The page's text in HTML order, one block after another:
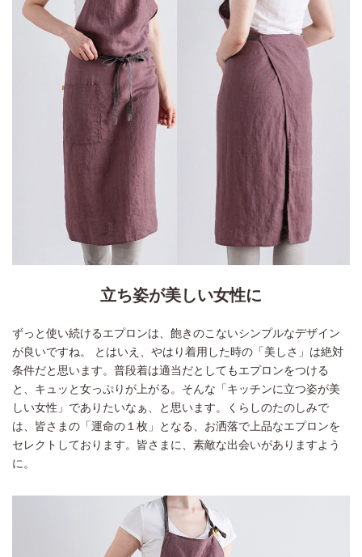
立ち姿が美しい女性に
ずっと使い続けるエプロンは、飽きのこないシンプルなデザイン
が良いですね。 とはいえ、やはり着用した時の「美しさ」は絶対
条件だと思います。普段着は適当だとしてもエプロンをつける
と、キュッと女っぷりが上がる。そんな「キッチンに立つ姿が美
しい女性」でありたいなぁ、と思います。くらしのたのしみで
は、皆さまの「運命の１枚」となる、お洒落で上品なエプロンを
セレクトしております。皆さまに、素敵な出会いがありますよう
に。